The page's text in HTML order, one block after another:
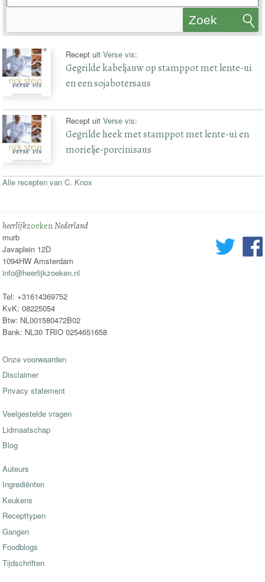
Zoek
Recept uitVerse vis:
Gegrilde kabeljauw op stamppot met lente-ui
en een sojabotersaus
Recept uitVerse vis:
Gegrilde heek met stamppot met lente-ui en
morielje-porcinisaus
Alle recepten van C. Knox
heerlijkzoekenNederland
murb
Javaplein 12D
1094HW Amsterdam
info@heerlijkzoeken.nl
Tel: +31614369752
KvK: 08225054
Btw: NL001580472B02
Bank: NL30 TRIO 0254651658
Onze voorwaarden
Disclaimer
Privacy statement
Veelgestelde vragen
Lidmaatschap
Blog
Auteurs
Ingrediënten
Keukens
Recepttypen
Gangen
Foodblogs
Tijdschriften